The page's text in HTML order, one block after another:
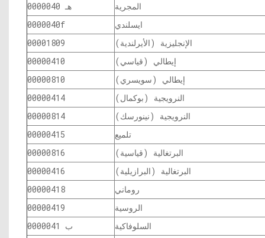
0000040 هـ
المجرية
0000040f
ايسلندي
00001809
الإنجليزية (الأيرلندية)
00000410
إيطالي (قياسي)
00000810
إيطالي (سويسري)
00000414
النرويجية (بوكمال)
00000814
النرويجية (نينورسك)
00000415
تلميع
00000816
البرتغالية (قياسية)
00000416
البرتغالية (البرازيلية)
00000418
روماني
00000419
الروسية
0000041 ب
السلوفاكية